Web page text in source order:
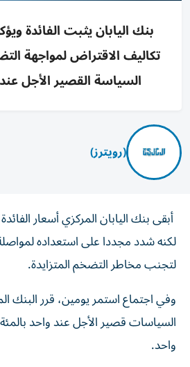
بنك اليابان يثبت الفائدة
تكاليف الاقتراض لمواجهة
السياسة القصير الأجل عند 1% بقرار 8-1
(رويترز)
‌أبقى بنك اليابان ​المركزي أسعار
لكنه شدد ‌مجددا على استعداده
لتجنب مخاطر التضخم المتزايدة.
وفي اجتماع استمر ​يومين، قرر البنك
السياسات قصير الأجل ​عند ‌واحد
واحد.